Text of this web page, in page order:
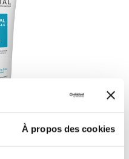
À propos des cookies